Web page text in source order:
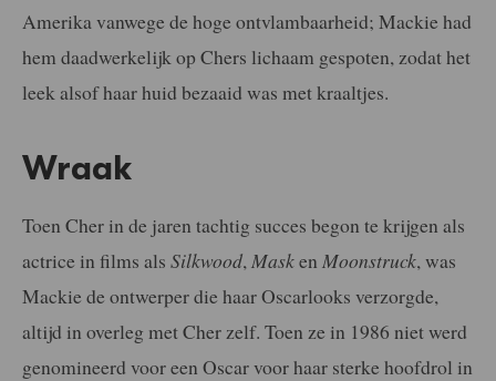
Amerika vanwege de hoge ontvlambaarheid; Mackie had
hem daadwerkelijk op Chers lichaam gespoten, zodat het
leek alsof haar huid bezaaid was met kraaltjes.
Wraak
Toen Cher in de jaren tachtig succes begon te krijgen als
actrice in films als Silkwood, Masken Moonstruck, was
Mackie de ontwerper die haar Oscarlooks verzorgde,
altijd in overleg met Cher zelf. Toen ze in 1986 niet werd
genomineerd voor een Oscar voor haar sterke hoofdrol in